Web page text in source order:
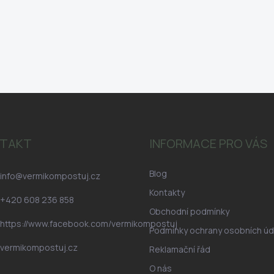
info@vermikompostuj.cz
+420 608 236 858
https://www.facebook.com/vermikompostuj
vermikompostuj.cz
INFORMACE PRO VÁS
Blog
Kontakty
Obchodní podmínky
Podmínky ochrany osobních
Reklamační řád
O nás